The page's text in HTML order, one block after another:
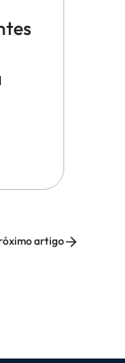
artigo